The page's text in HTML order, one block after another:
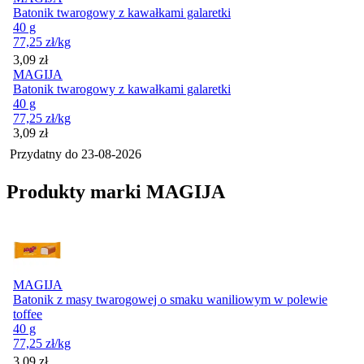
Batonik twarogowy z kawałkami galaretki
40 g
77,25 zł/kg
Cena
3,09 zł
MAGIJA
Batonik twarogowy z kawałkami galaretki
40 g
77,25 zł/kg
Cena
3,09 zł
Przydatny do 23-08-2026
Produkty marki MAGIJA
MAGIJA
Batonik z masy twarogowej o smaku waniliowym w polewie
toffee
40 g
77,25 zł/kg
Cena
3,09 zł